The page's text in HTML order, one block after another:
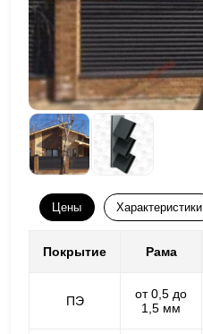
Цены Характеристики
Покрытие Рама
ПЭ
от 0,5 до
1,5 мм